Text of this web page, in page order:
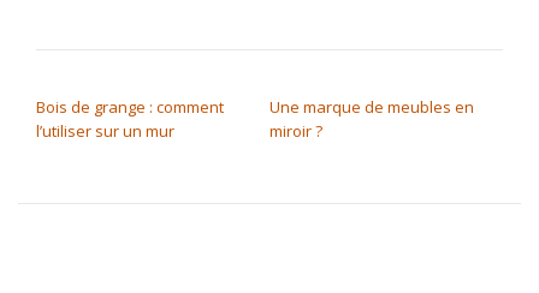
Bois de grange : comment
l’utiliser sur un mur
Une marque de meubles en
miroir ?